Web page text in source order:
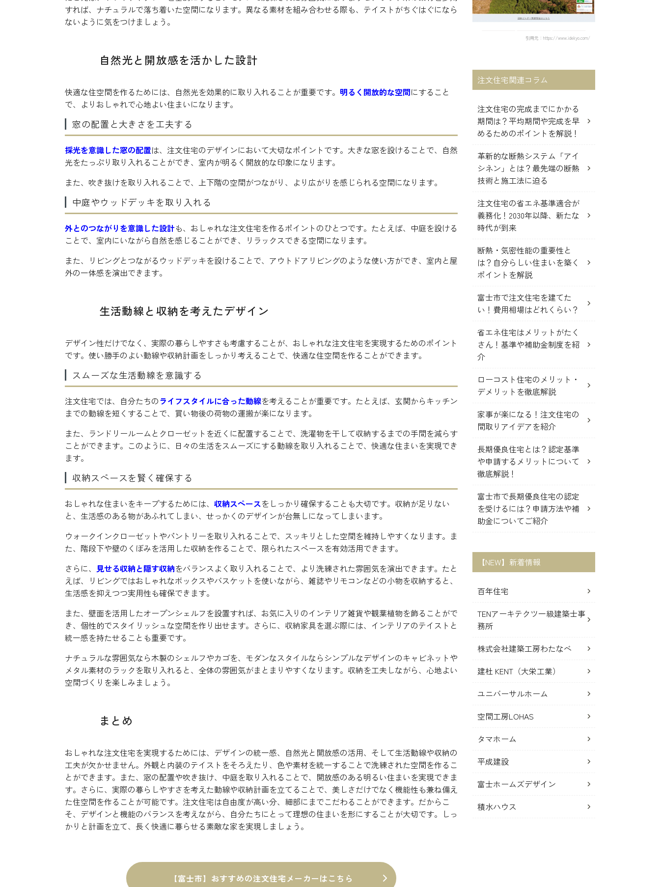
すれば、ナチュラルで落ち着いた空間になります。異なる素材を組み合わせる際も、テイストがちぐはぐになら
ないように気をつけましょう。
自然光と開放感を活かした設計
快適な住空間を作るためには、自然光を効果的に取り入れることが重要です。 明るく開放的な空間にすること
で、よりおしゃれで心地よい住まいになります。
窓の配置と大きさを工夫する
採光を意識した窓の配置は、注文住宅のデザインにおいて大切なポイントです。大きな窓を設けることで、自然
光をたっぷり取り入れることができ、室内が明るく開放的な印象になります。
また、吹き抜けを取り入れることで、上下階の空間がつながり、より広がりを感じられる空間になります。
中庭やウッドデッキを取り入れる
外とのつながりを意識した設計も、おしゃれな注文住宅を作るポイントのひとつです。たとえば、中庭を設ける
ことで、室内にいながら自然を感じることができ、リラックスできる空間になります。
また、リビングとつながるウッドデッキを設けることで、アウトドアリビングのような使い方ができ、室内と屋
外の一体感を演出できます。
生活動線と収納を考えたデザイン
デザイン性だけでなく、実際の暮らしやすさも考慮することが、おしゃれな注文住宅を実現するためのポイント
です。使い勝手のよい動線や収納計画をしっかり考えることで、快適な住空間を作ることができます。
スムーズな生活動線を意識する
注文住宅では、自分たちのライフスタイルに合った動線を考えることが重要です。たとえば、玄関からキッチン
までの動線を短くすることで、買い物後の荷物の運搬が楽になります。
また、ランドリールームとクローゼットを近くに配置することで、洗濯物を干して収納するまでの手間を減らす
ことができます。このように、日々の生活をスムーズにする動線を取り入れることで、快適な住まいを実現でき
ます。
収納スペースを賢く確保する
おしゃれな住まいをキープするためには、 収納スペースをしっかり確保することも大切です。収納が足りない
と、生活感のある物があふれてしまい、せっかくのデザインが台無しになってしまいます。
ウォークインクローゼットやパントリーを取り入れることで、スッキリとした空間を維持しやすくなります。ま
た、階段下や壁のくぼみを活用した収納を作ることで、限られたスペースを有効活用できます。
さらに、 見せる収納と隠す収納をバランスよく取り入れることで、より洗練された雰囲気を演出できます。たと
えば、リビングではおしゃれなボックスやバスケットを使いながら、雑誌やリモコンなどの小物を収納すると、
生活感を抑えつつ実用性も確保できます。
また、壁面を活用したオープンシェルフを設置すれば、お気に入りのインテリア雑貨や観葉植物を飾ることがで
き、個性的でスタイリッシュな空間を作り出せます。さらに、収納家具を選ぶ際には、インテリアのテイストと
統一感を持たせることも重要です。
ナチュラルな雰囲気なら木製のシェルフやカゴを、モダンなスタイルならシンプルなデザインのキャビネットや
メタル素材のラックを取り入れると、全体の雰囲気がまとまりやすくなります。収納を工夫しながら、心地よい
空間づくりを楽しみましょう。
まとめ
おしゃれな注文住宅を実現するためには、デザインの統一感、自然光と開放感の活用、そして生活動線や収納の
工夫が欠かせません。外観と内装のテイストをそろえたり、色や素材を統一することで洗練された空間を作るこ
とができます。また、窓の配置や吹き抜け、中庭を取り入れることで、開放感のある明るい住まいを実現できま
す。さらに、実際の暮らしやすさを考えた動線や収納計画を立てることで、美しさだけでなく機能性も兼ね備え
た住空間を作ることが可能です。注文住宅は自由度が高い分、細部にまでこだわることができます。だからこ
そ、デザインと機能のバランスを考えながら、自分たちにとって理想の住まいを形にすることが大切です。しっ
かりと計画を立て、長く快適に暮らせる素敵な家を実現しましょう。
【富士市】おすすめの注文住宅メーカーはこちら
引用元：https://www.idekyo.com/
注文住宅関連コラム
注文住宅の完成までにかかる
期間は？平均期間や完成を早
めるためのポイントを解説！
革新的な断熱システム「アイ
シネン」とは？最先端の断熱
技術と施工法に迫る
注文住宅の省エネ基準適合が
義務化！2030年以降、新たな
時代が到来
断熱・気密性能の重要性と
は？自分らしい住まいを築く
ポイントを解説
富士市で注文住宅を建てた
い！費用相場はどれくらい？
省エネ住宅はメリットがたく
さん！基準や補助金制度を紹
介
ローコスト住宅のメリット・
デメリットを徹底解説
家事が楽になる！注文住宅の
間取りアイデアを紹介
長期優良住宅とは？認定基準
や申請するメリットについて
徹底解説！
富士市で長期優良住宅の認定
を受けるには？申請方法や補
助金についてご紹介
【NEW】新着情報
百年住宅
TENアーキテクツ一級建築士事
務所
株式会社建築工房わたなべ
建杜 KENT（大栄工業）
ユニバーサルホーム
空間工房LOHAS
タマホーム
平成建設
富士ホームズデザイン
積水ハウス